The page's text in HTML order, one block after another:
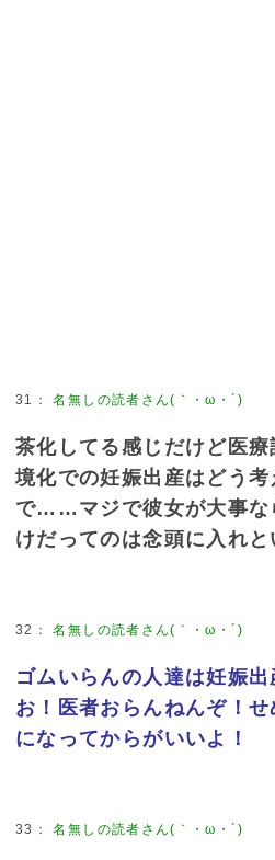
31 ：名無しの読者さん(｀・ω・´)
茶化してる感じだけど医
境化での妊娠出産はどう
で……マジで彼女が大事な
けだってのは念頭に入れ
32 ：名無しの読者さん(｀・ω・´)
ゴムいらんの人達は妊娠
お！医者おらんねんぞ！せ
になってからがいいよ！
33 ：名無しの読者さん(｀・ω・´)